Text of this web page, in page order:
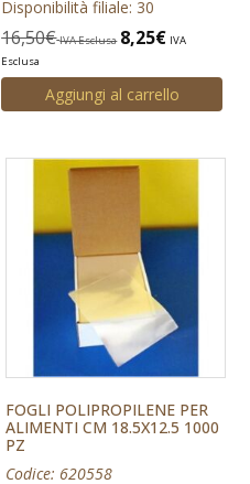
Disponibilità filiale: 30
16,50€ IVA Esclusa 8,25€ IVA
Esclusa
Aggiungi al carrello
FOGLI POLIPROPILENE PER
ALIMENTI CM 18.5X12.5 1000
PZ
Codice: 620558